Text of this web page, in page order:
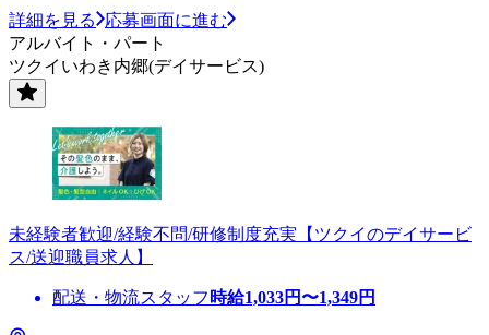
詳細を見る
応募画面に進む
アルバイト・パート
ツクイいわき内郷(デイサービス)
未経験者歓迎/経験不問/研修制度充実【ツクイのデイサービ
ス/送迎職員求人】
配送・物流スタッフ 時給1,033円〜1,349円